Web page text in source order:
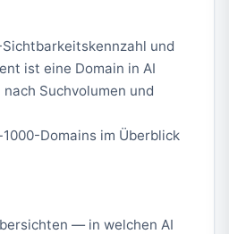
und
ist eine Domain in AI
Suchvolumen und
Domains im Überblick
— in welchen AI